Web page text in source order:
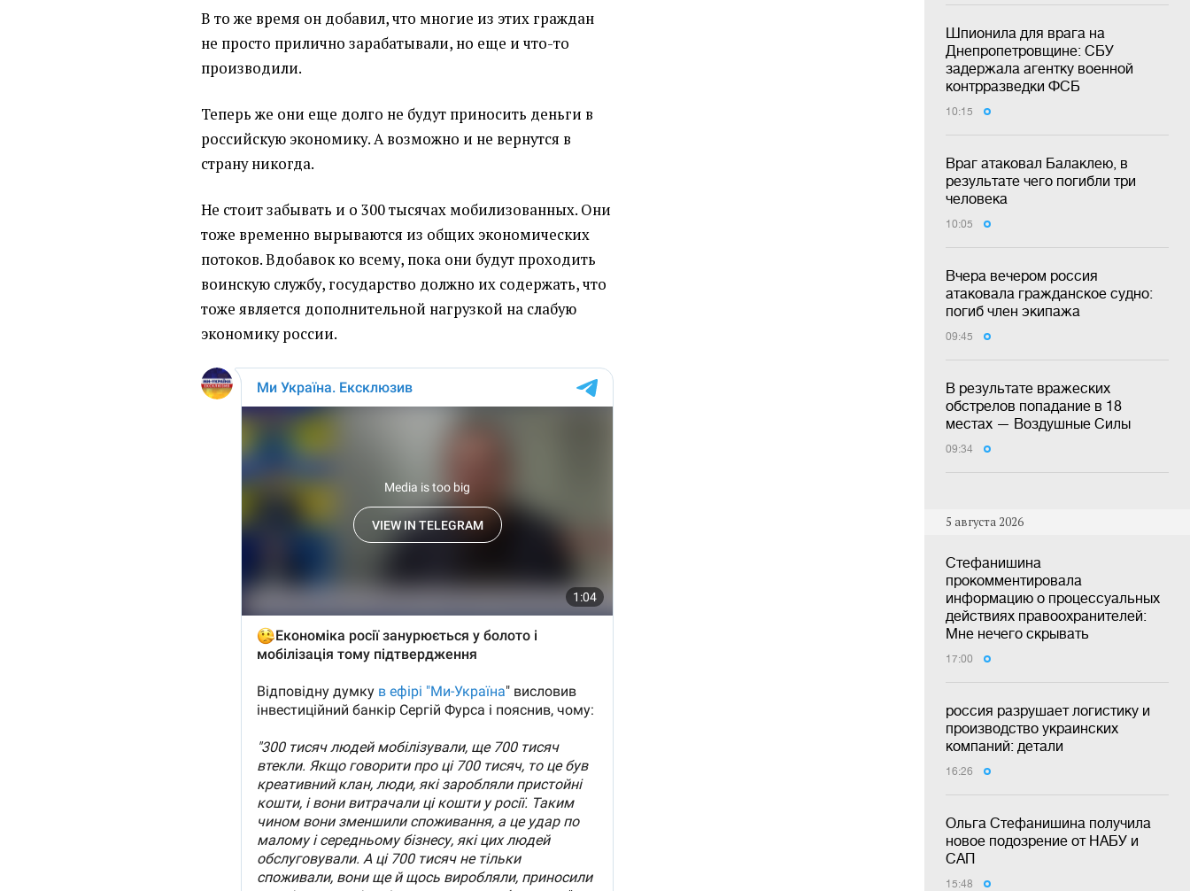
Шпионила для врага на
Днепропетровщине: СБУ
задержала агентку военной
контрразведки ФСБ
10:15
Враг атаковал Балаклею, в
результате чего погибли три
человека
10:05
Вчера вечером россия
атаковала гражданское судно:
погиб член экипажа
09:45
В результате вражеских
обстрелов попадание в 18
местах — Воздушные Силы
09:34
5 августа 2026
Стефанишина
прокомментировала
информацию о процессуальных
действиях правоохранителей:
Мне нечего скрывать
17:00
россия разрушает логистику и
производство украинских
компаний: детали
16:26
Ольга Стефанишина получила
новое подозрение от НАБУ и
САП
15:48
В то же время он добавил, что многие из этих граждан
не просто прилично зарабатывали, но еще и что-то
производили.
Теперь же они еще долго не будут приносить деньги в
российскую экономику. А возможно и не вернутся в
страну никогда.
Не стоит забывать и о 300 тысячах мобилизованных. Они
тоже временно вырываются из общих экономических
потоков. Вдобавок ко всему, пока они будут проходить
воинскую службу, государство должно их содержать, что
тоже является дополнительной нагрузкой на слабую
экономику россии.